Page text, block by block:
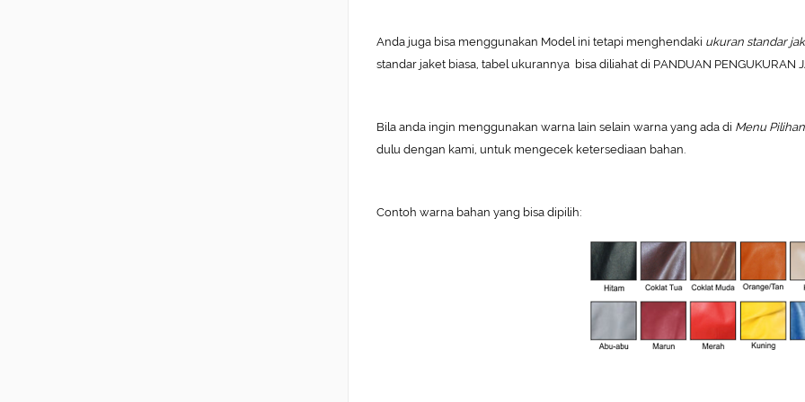
Anda juga bisa menggunakan Model ini tetapi menghendaki ukuran standar
standar jaket biasa, tabel ukurannya bisa diliahat di PANDUAN PENGUKURAN
Bila anda ingin menggunakan warna lain selain warna yang ada di Menu
dulu dengan kami, untuk mengecek ketersediaan bahan.
Contoh warna bahan yang bisa dipilih: